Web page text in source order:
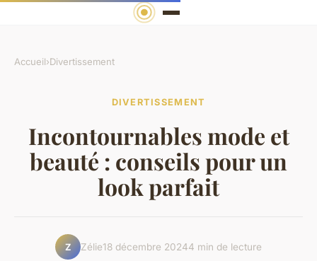
Accueil›Divertissement
DIVERTISSEMENT
Incontournables mode et
beauté : conseils pour un
look parfait
Z Zélie18 décembre 20244 min de lecture